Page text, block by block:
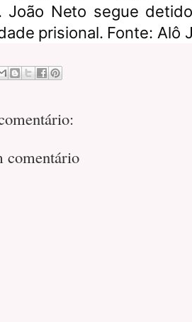
João Neto segue
prisional. Fonte: Alô
comentário